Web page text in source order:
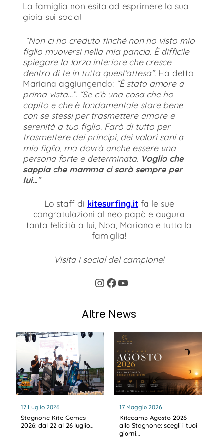
La famiglia non esita ad esprimere la sua
gioia sui social
“Non ci ho creduto finché non ho visto mio
figlio muoversi nella mia pancia. È difficile
spiegare la forza interiore che cresce
dentro di te in tutta quest’attesa”. Ha detto
Mariana aggiungendo: “È stato amore a
prima vista…”. “Se c’è una cosa che ho
capito è che è fondamentale stare bene
con se stessi per trasmettere amore e
serenità a tuo figlio. Farò di tutto per
trasmettere dei principi, dei valori sani a
mio figlio, ma dovrà anche essere una
persona forte e determinata. Voglio che
sappia che mamma ci sarà sempre per
lui…”
Lo staff di kitesurfing.itfa le sue
congratulazioni al neo papà e augura
tanta felicità a lui, Noa, Mariana e tutta la
famiglia!
Visita i social del campione!
Instagram
Facebook
YouTube
Altre News
17 Luglio 2026
Stagnone Kite Games
2026: dal 22 al 26 luglio…
17 Maggio 2026
Kitecamp Agosto 2026
allo Stagnone: scegli i tuoi
giorni…